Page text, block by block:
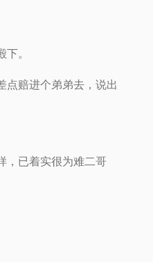
。
点赔进个弟弟去，说出
，已着实很为难二哥